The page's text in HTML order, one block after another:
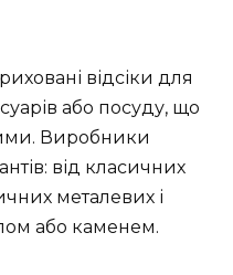
відсіки для
або посуду, що
Виробники
від класичних
металевих і
або каменем.